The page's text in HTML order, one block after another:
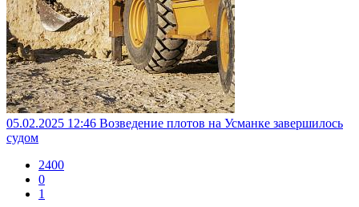
05.02.2025 12:46 Возведение плотов на Усманке завершилось
судом
2400
0
1